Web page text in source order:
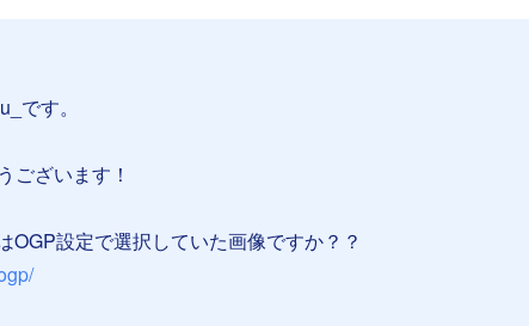
です。
ございます！
OGP設定で選択していた画像ですか？？